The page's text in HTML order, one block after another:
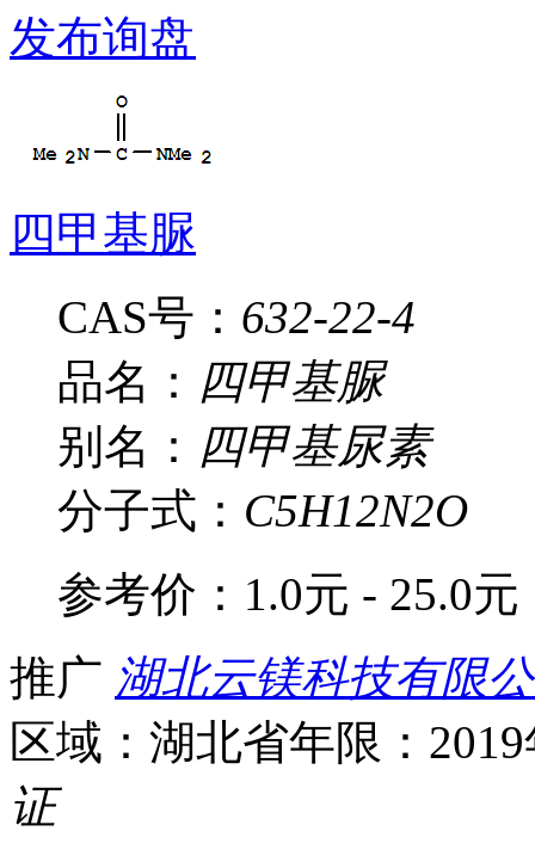
发布询盘
四甲基脲
CAS号： 632-22-4
品名： 四甲基脲
别名： 四甲基尿素
分子式： C5H12N2O
参考价： 1.0元 - 25.0元
推广 湖北云镁科技有限
区域：湖北省年限：
证